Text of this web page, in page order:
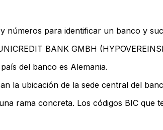
números para identificar un banco y
BANK GMBH
del banco es Alemania.
la ubicación de la sede central del
rama concreta. Los códigos BIC